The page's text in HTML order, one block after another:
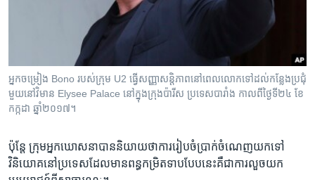
អ្នក​ចម្រៀង Bono របស់​ក្រុម U2 ធ្វើ​សញ្ញា​សន្តិភាព​នៅ​ពេល​លោក​ទៅ​ដល់​កន្លែង​ប្រជុំ​
មួយ​នៅ​វិមាន Elysee Palace នៅ​ក្នុង​ក្រុង​ប៉ារីស ប្រទេស​បារាំង កាលពី​ថ្ងៃទី២៤ ខែ
កក្កដា ឆ្នាំ២០១៧។
ប៉ុន្តែ​ ក្រុម​អ្នក​ឃោសនា​បាន​និយាយ​ថា​ការ​រៀប​ចំ​ប្រាក់​ចំណេញ​យក​ទៅ​
វិនិយោគ​នៅ​ប្រទេស​ដែល​មាន​ពន្ធ​កម្រិត​ទាប​បែប​នេះ​គឺ​ជា​ការ​លួច​យក​